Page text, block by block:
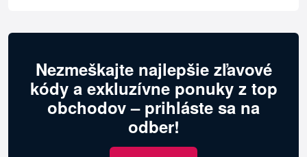
Nezmeškajte najlepšie zľavové
kódy a exkluzívne ponuky z top
obchodov – prihláste sa na
odber!